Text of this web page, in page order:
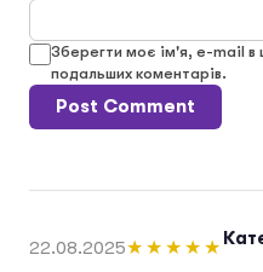
Зберегти моє ім'я, e-mail в
подальших коментарів.
22.08.2025★★★★★